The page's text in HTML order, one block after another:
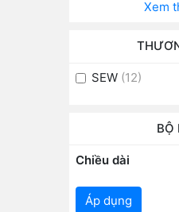
Xem
SEW (12)
BỘ
Chiều dài
Áp dụng